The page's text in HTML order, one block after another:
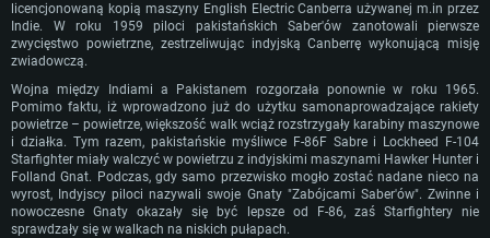
Rekomendowane
OS: Windows 10/11 (64 bit)
Procesor: Intel Core i5 lub Ryzen 5 3600
Pamięć: 16 GB
Karta graficzna: Karta obsługująca DirectX 11: Nvidia GeForce 1060 lub
lepsza, Radeon RX 570 lub lepsza
Połączenie sieciowe: Internet szerokopasmowy
Dysk twardy: 62.2 GB (pełny klient)
Rekomendowane
OS: Mac OS Big Sur 11.0 lub nowszy
Procesor: Intel Core i7 (Xeon nie jest wspierany)
Pamięć: 8 GB
Karta graficzna: Radeon Vega II lub lepsza
Połączenie sieciowe: Internet szerokopasmowy
Dysk twardy: 62.2 GB (pełny klient)
Rekomendowane
OS: Ubuntu 20.04 64bit
Procesor: Intel Core i7
Pamięć: 16 GB
Karta graficzna: NVIDIA 1060 nowymi sterownikami (nie starsze niż 6
miesięcy) / podobna od AMD z nowymi sterownikami (nie starsze niż 6
miesięcy) (minimalna rozdzielczość to 720p) ze wsparciem Vulkan
Połączenie sieciowe: Internet szerokopasmowy
licencjonowaną kopią maszyny English Electric Canberra używanej m.in przez
Indie. W roku 1959 piloci pakistańskich Saber'ów zanotowali pierwsze
zwycięstwo powietrzne, zestrzeliwując indyjską Canberrę wykonującą misję
zwiadowczą.
Wojna między Indiami a Pakistanem rozgorzała ponownie w roku 1965.
Pomimo faktu, iż wprowadzono już do użytku samonaprowadzające rakiety
powietrze – powietrze, większość walk wciąż rozstrzygały karabiny maszynowe
i działka. Tym razem, pakistańskie myśliwce F-86F Sabre i Lockheed F-104
Starfighter miały walczyć w powietrzu z indyjskimi maszynami Hawker Hunter i
Folland Gnat. Podczas, gdy samo przezwisko mogło zostać nadane nieco na
wyrost, Indyjscy piloci nazywali swoje Gnaty "Zabójcami Saber'ów". Zwinne i
nowoczesne Gnaty okazały się być lepsze od F-86, zaś Starfightery nie
sprawdzały się w walkach na niskich pułapach.